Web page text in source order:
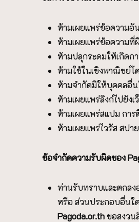
ห้ามเผยแพร่ข้อความอั
ห้ามเผยแพร่ข้อความที่
ห้ามปลุกระดมให้เกิดก
ห้ามใช้ในเชิงพาณิชย์
ห้ามจำกัดมิให้บุคคลอื่น
ห้ามเผยแพร่ลิงก์ไปยัง
ห้ามเผยแพร่สแปม กา
ห้ามเผยแพร่ไวรัส สป
ข้อจำกัดความรับผิดของP
ท่านรับทราบและตกลง
หรือ ส่วนประกอบอื่นใ
Pagoda.or.thขอสงวน